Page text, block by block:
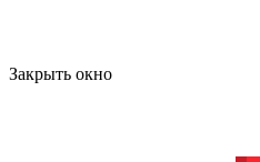
Закрыть окно